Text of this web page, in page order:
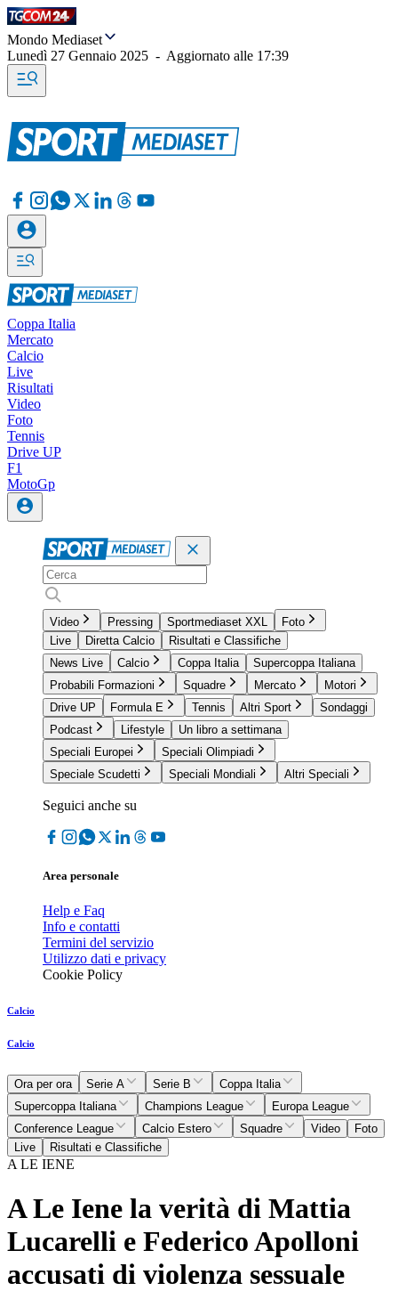
Mondo Mediaset
Lunedì 27 Gennaio 2025 - Aggiornato alle 17:39
Coppa Italia
Mercato
Calcio
Live
Risultati
Video
Foto
Tennis
Drive UP
F1
MotoGp
Video Pressing Sportmediaset XXL
Foto
Live
Diretta Calcio
Risultati e Classifiche
News Live
Calcio Coppa Italia
Supercoppa Italiana
Probabili Formazioni
Squadre Mercato
Motori
Drive UP
Formula E Tennis Altri Sport
Sondaggi
Podcast
Lifestyle
Un libro a settimana
Speciali Europei
Speciali Olimpiadi
Speciale Scudetti
Speciali Mondiali Altri Speciali
Seguici anche su
Area personale
Help e Faq
Info e contatti
Termini del servizio
Utilizzo dati e privacy
Cookie Policy
Calcio
Calcio
Ora per ora Serie A Serie B
Coppa Italia
Supercoppa Italiana
Champions League
Europa League
Conference League
Calcio Estero Squadre Video
Foto
Live
Risultati e Classifiche
A LE IENE
A Le Iene la verità di Mattia
Lucarelli e Federico Apolloni
accusati di violenza sessuale